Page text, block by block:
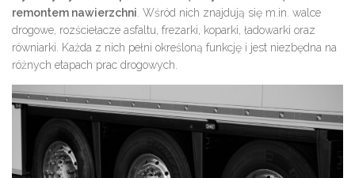
remontem nawierzchni. Wśród nich znajdują się m.in. walce
drogowe, rozściełacze asfaltu, frezarki, koparki, ładowarki oraz
równiarki. Każda z nich pełni określoną funkcję i jest niezbędna na
różnych etapach prac drogowych.